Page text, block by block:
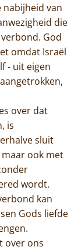
nabijheid van
die
God
omdat Israël
- uit eigen
over dat
is
sluit
ook met
wordt.
kan
Gods liefde
over ons